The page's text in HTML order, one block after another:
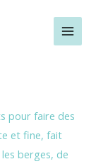
pour faire des
et fine, fait
berges, de